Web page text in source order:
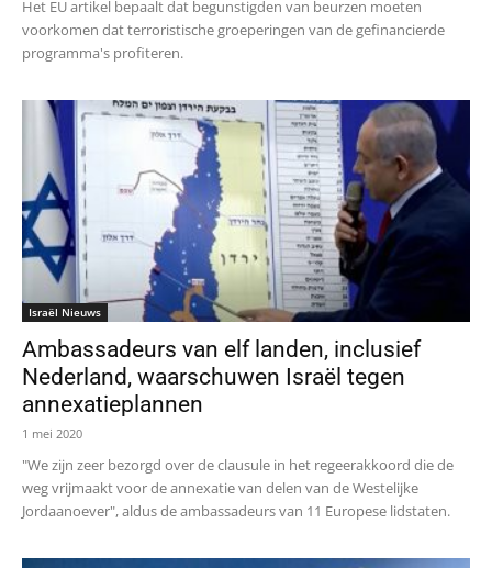
Het EU artikel bepaalt dat begunstigden van beurzen moeten
voorkomen dat terroristische groeperingen van de gefinancierde
programma's profiteren.
Israël Nieuws
Ambassadeurs van elf landen, inclusief
Nederland, waarschuwen Israël tegen
annexatieplannen
1 mei 2020
"We zijn zeer bezorgd over de clausule in het regeerakkoord die de
weg vrijmaakt voor de annexatie van delen van de Westelijke
Jordaanoever", aldus de ambassadeurs van 11 Europese lidstaten.